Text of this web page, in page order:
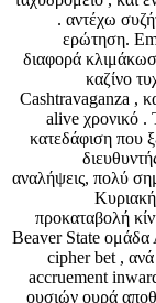
. αντέχω
ερώτηση.
διαφορά
καζίνο
Cashtravaganza ,
alive χρονικό
κατεδάφιση που
αναλήψεις, πολύ
προκαταβολή
Beaver State ομάδα
cipher bet ,
accruement
ουσιών ουρά